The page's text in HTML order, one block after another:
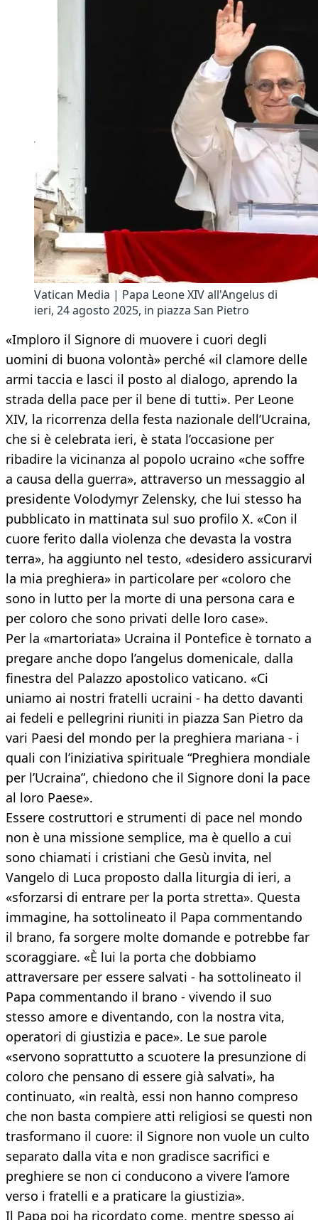
Vatican Media | Papa Leone XIV all'Angelus di
ieri, 24 agosto 2025, in piazza San Pietro
«Imploro il Signore di muovere i cuori degli
uomini di buona volontà» perché «il clamore delle
armi taccia e lasci il posto al dialogo, aprendo la
strada della pace per il bene di tutti». Per Leone
XIV, la ricorrenza della festa nazionale dell’Ucraina,
che si è celebrata ieri, è stata l’occasione per
ribadire la vicinanza al popolo ucraino «che soffre
a causa della guerra», attraverso un messaggio al
presidente Volodymyr Zelensky, che lui stesso ha
pubblicato in mattinata sul suo profilo X. «Con il
cuore ferito dalla violenza che devasta la vostra
terra», ha aggiunto nel testo, «desidero assicurarvi
la mia preghiera» in particolare per «coloro che
sono in lutto per la morte di una persona cara e
per coloro che sono privati delle loro case».
Per la «martoriata» Ucraina il Pontefice è tornato a
pregare anche dopo l’angelus domenicale, dalla
finestra del Palazzo apostolico vaticano. «Ci
uniamo ai nostri fratelli ucraini - ha detto davanti
ai fedeli e pellegrini riuniti in piazza San Pietro da
vari Paesi del mondo per la preghiera mariana - i
quali con l’iniziativa spirituale “Preghiera mondiale
per l’Ucraina”, chiedono che il Signore doni la pace
al loro Paese».
Essere costruttori e strumenti di pace nel mondo
non è una missione semplice, ma è quello a cui
sono chiamati i cristiani che Gesù invita, nel
Vangelo di Luca proposto dalla liturgia di ieri, a
«sforzarsi di entrare per la porta stretta». Questa
immagine, ha sottolineato il Papa commentando
il brano, fa sorgere molte domande e potrebbe far
scoraggiare. «È lui la porta che dobbiamo
attraversare per essere salvati - ha sottolineato il
Papa commentando il brano - vivendo il suo
stesso amore e diventando, con la nostra vita,
operatori di giustizia e pace». Le sue parole
«servono soprattutto a scuotere la presunzione di
coloro che pensano di essere già salvati», ha
continuato, «in realtà, essi non hanno compreso
che non basta compiere atti religiosi se questi non
trasformano il cuore: il Signore non vuole un culto
separato dalla vita e non gradisce sacrifici e
preghiere se non ci conducono a vivere l’amore
verso i fratelli e a praticare la giustizia».
Il Papa poi ha ricordato come, mentre spesso ai